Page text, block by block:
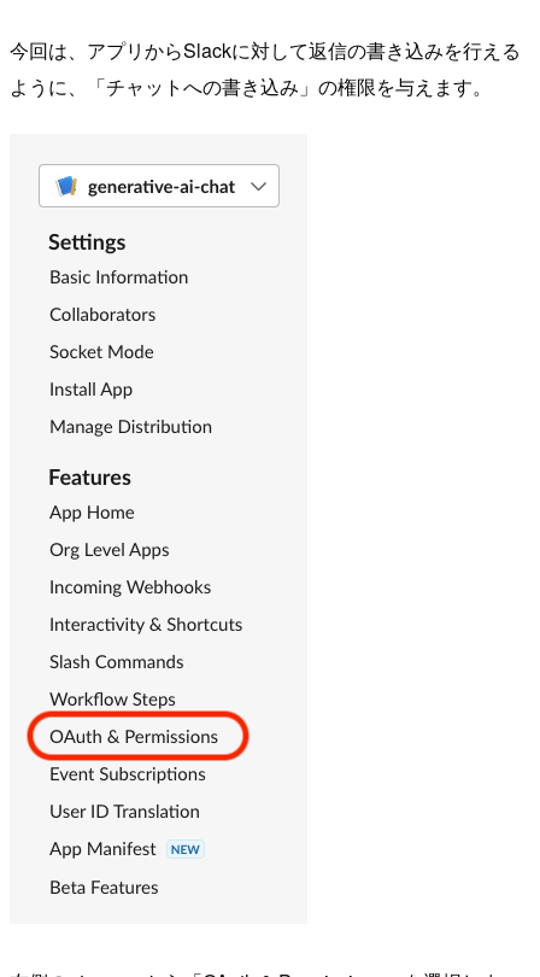
今回は、アプリからSlackに対して返信の書き込みを行える
ように、「チャットへの書き込み」の権限を与えます。